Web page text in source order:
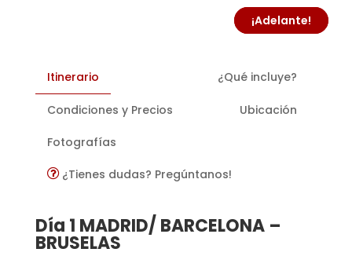
¡Adelante!
Itinerario ¿Qué incluye?
Condiciones y Precios Ubicación
Fotografías
¿Tienes dudas? Pregúntanos!
Día 1 MADRID/ BARCELONA –
BRUSELAS